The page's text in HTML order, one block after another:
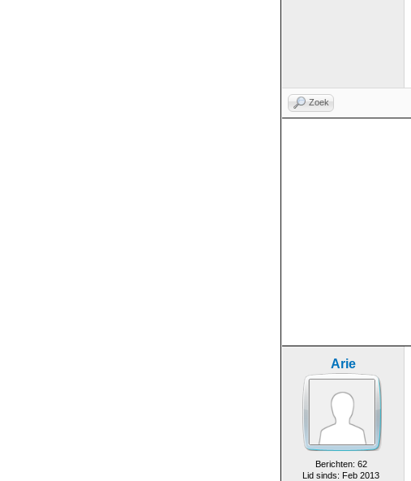
Zoek
Arie
Berichten: 62
Lid sinds: Feb 2013